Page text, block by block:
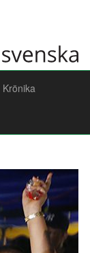
Krönika